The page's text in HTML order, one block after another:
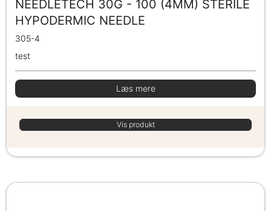
NEEDLETECH 30G - 100 (4MM) STERILE
HYPODERMIC NEEDLE
305-4
test
Læs mere
Vis produkt